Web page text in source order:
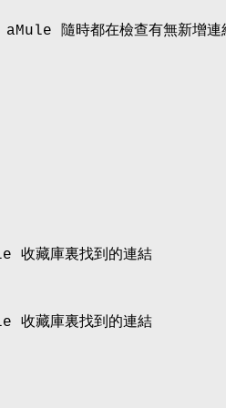
隨時都在檢查有無新增連
收藏庫裏找到的連結
收藏庫裏找到的連結